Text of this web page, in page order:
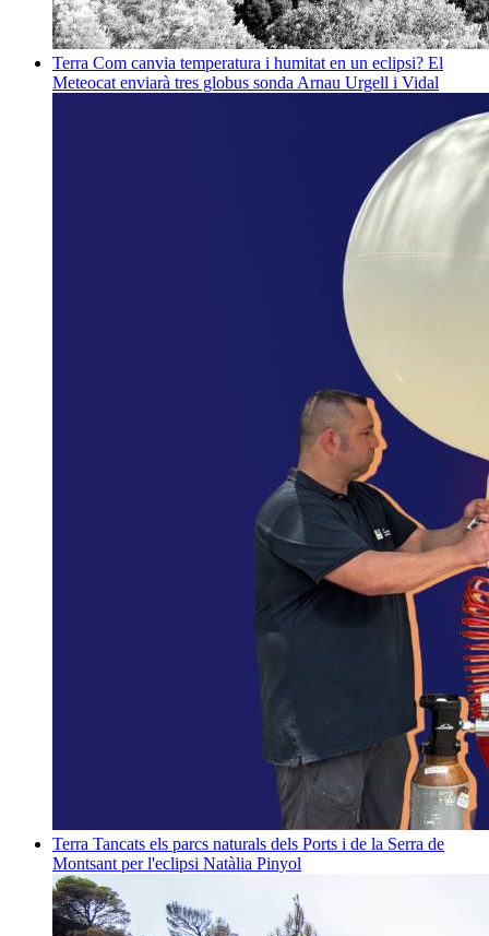
Terra Com canvia temperatura i humitat en un eclipsi? El
Meteocat enviarà tres globus sonda Arnau Urgell i Vidal
Terra Tancats els parcs naturals dels Ports i de la Serra de
Montsant per l'eclipsi Natàlia Pinyol